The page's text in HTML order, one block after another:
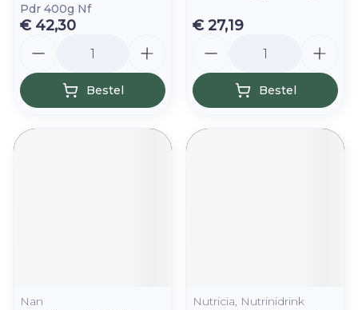
Pdr 400g Nf
€ 42,30
Bestel
€ 27,19
Bestel
Nan
Nutricia, Nutrinidrink